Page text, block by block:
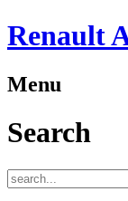
Renault
Menu
Search